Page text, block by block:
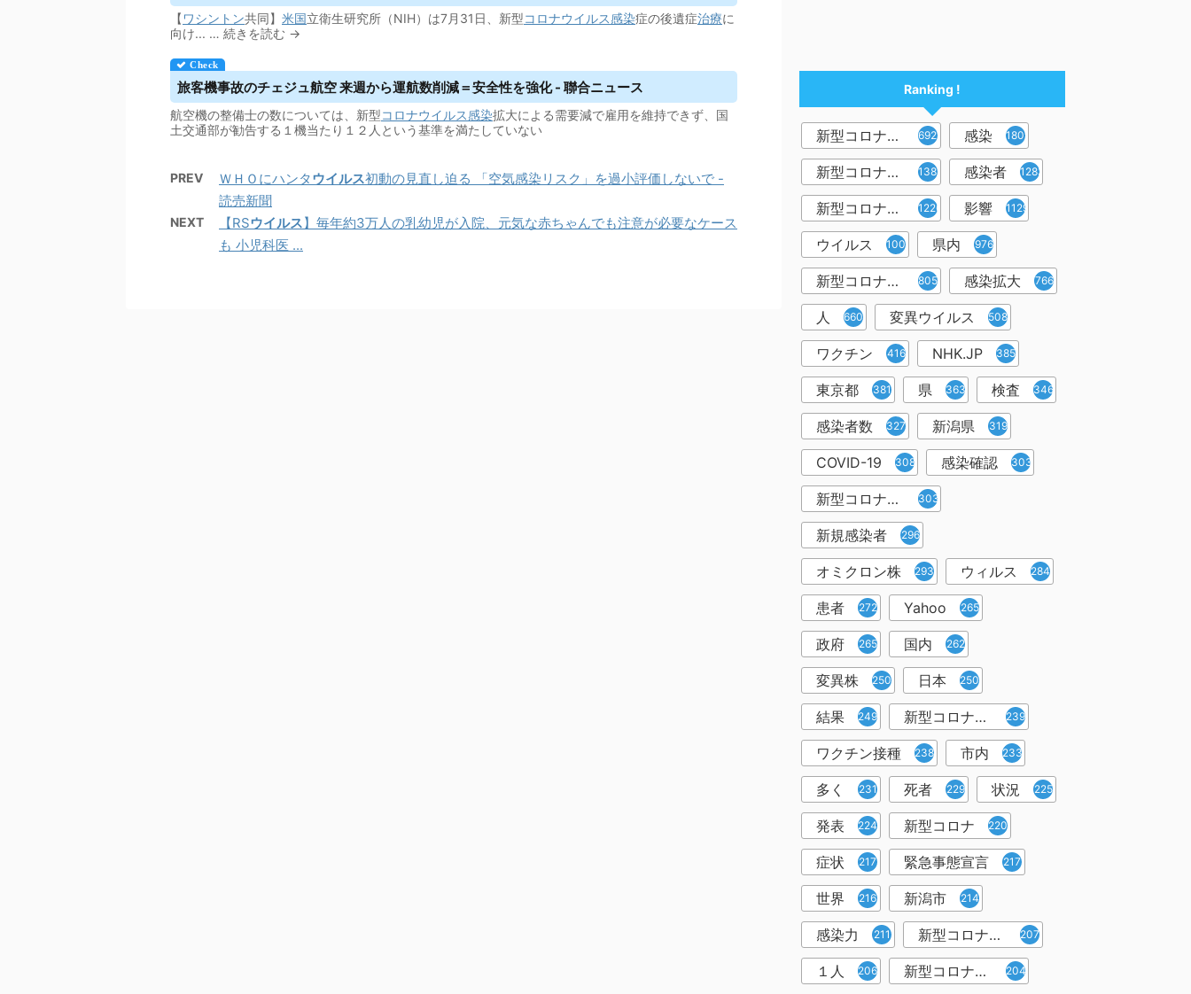
【 ワシントン共同】 米国立衛生研究所（NIH）は7月31日、新型コロナウイルス感染症の後遺症治療に
向け... … 続きを読む →
旅客機事故のチェジュ航空 来週から運航数削減＝安全性を強化 - 聯合ニュース
航空機の整備士の数については、新型コロナウイルス感染拡大による需要減で雇用を維持できず、国
土交通部が勧告する１機当たり１２人という基準を満たしていない
PREV ＷＨＯにハンタウイルス初動の見直し迫る 「空気感染リスク」を過小評価しないで -
読売新聞
NEXT 【RSウイルス】毎年約3万人の乳幼児が入院、元気な赤ちゃんでも注意が必要なケース
も 小児科医 ...
Ranking !
新型コロナウイルス 6921 感染 1809
新型コロナウィルス 1382 感染者 1283
新型コロナウイルス感染症 1226 影響 1129
ウイルス 1001 県内 976
新型コロナウイルス感染 805 感染拡大 766
人 660 変異ウイルス 508
ワクチン 416 NHK.JP 385
東京都 381 県 363 検査 346
感染者数 327 新潟県 319
COVID-19 308 感染確認 303
新型コロナウィルス感染症 303
新規感染者 296
オミクロン株 293 ウィルス 284
患者 272 Yahoo 265
政府 265 国内 262
変異株 250 日本 250
結果 249 新型コロナウイルスワクチン 239
ワクチン接種 238 市内 233
多く 231 死者 229 状況 225
発表 224 新型コロナ 220
症状 217 緊急事態宣言 217
世界 216 新潟市 214
感染力 211 新型コロナウイルス感染者 207
１人 206 新型コロナウイルス対策 204